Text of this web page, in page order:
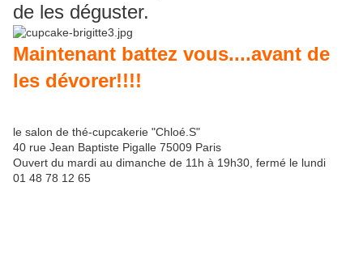
de les déguster.
Maintenant battez vous....avant de
les dévorer!!!!
le salon de thé-cupcakerie "Chloé.S"
40 rue Jean Baptiste Pigalle 75009 Paris
Ouvert du mardi au dimanche de 11h à 19h30, fermé le lundi
01 48 78 12 65